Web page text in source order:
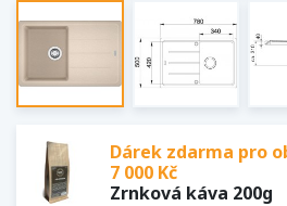
Dárek zdarma pro
7 000 Kč
Zrnková káva 200g